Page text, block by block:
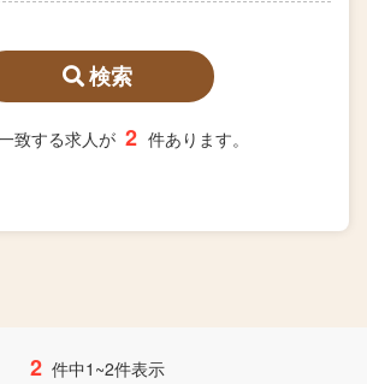
検索
致する求人が 2 件あります。
2 件中1~2件表示